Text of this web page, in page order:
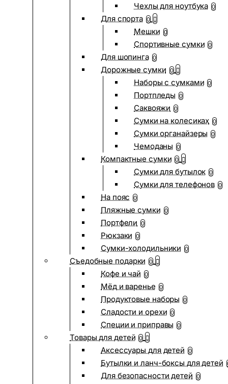
Чехлы для ноутбука 0
Для спорта 0
Мешки 0
Спортивные сумки 0
Для шопинга 0
Дорожные сумки 0
Наборы с сумками 0
Портпледы 0
Саквояжи 0
Сумки на колесиках 0
Сумки органайзеры 0
Чемоданы 0
Компактные сумки 0
Сумки для бутылок 0
Сумки для телефонов 0
На пояс 0
Пляжные сумки 0
Портфели 0
Рюкзаки 0
Сумки-холодильники 0
Съедобные подарки 0
Кофе и чай 0
Мёд и варенье 0
Продуктовые наборы 0
Сладости и орехи 0
Специи и приправы 0
Товары для детей 0
Аксессуары для детей 0
Бутылки и ланч-боксы для детей
Для безопасности детей 0